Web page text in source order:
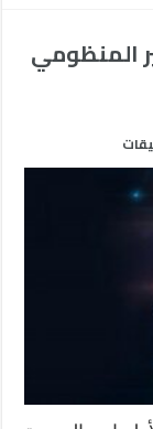
المنظومي
الاتجاه